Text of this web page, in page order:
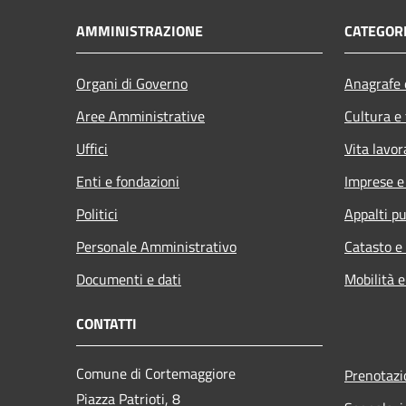
AMMINISTRAZIONE
Organi di Governo
Aree Amministrative
Uffici
Enti e fondazioni
Politici
Personale Amministrativo
Documenti e dati
Cultura
Vita
Imprese
Appalti
Catasto
Mobilità
CONTATTI
Comune di Cortemaggiore
Piazza Patrioti, 8